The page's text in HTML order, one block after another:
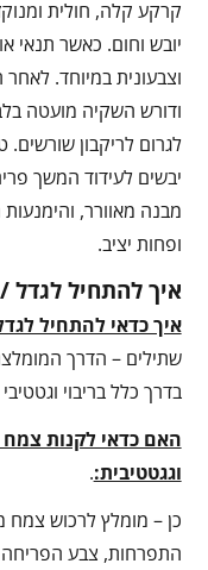
קרקע קלה, חולית
יובש וחום. כאשר תנאי
וצבעונית במיוחד.
ודורש השקיה מועטה
לגרום לריקבון
יבשים לעידוד המשך
מבנה מאוורר, והימנעות
ופחות יציב.
איך להתחיל לגדל
איך כדאי להתחיל
שתילים – הדרך
בדרך כלל בריבוי
האם כדאי לקנות
וגגטטיבית:.
כן – מומלץ לרכוש צמח
התפרחות, צבע הפריחה